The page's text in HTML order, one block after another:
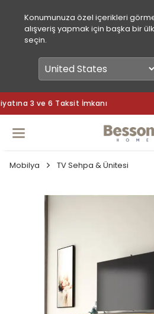
Konumunuza özel içerikleri
alışveriş yapmak için başka bir
seçin.
Peşin Fiyatına 3 ve 6
Mobilya TV Sehpa & Ünitesi